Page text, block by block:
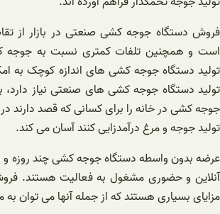
فروش دستگاه جوجه کشی صنعتی در بازار از
است و همچنین تلفات کمتری نسبت به جوجه
تولید دستگاه جوجه کشی های اندازه کوچک به
تولید دستگاه جوجه کشی های صنعتی نیاز
جوجه کشی در خانه را برای کسانی که قصد دارند
تولید جوجه و مرغ درآمدزایی کنند آسان می کند.
عرضه بدون واسطه دستگاه جوجه کشی چند روزه
آنلاین و حضوری مشغول به فعالیت هستند.
مزایای بسیاری هستند که از جمله آنها می توان به